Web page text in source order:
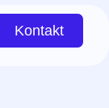
Kontakt